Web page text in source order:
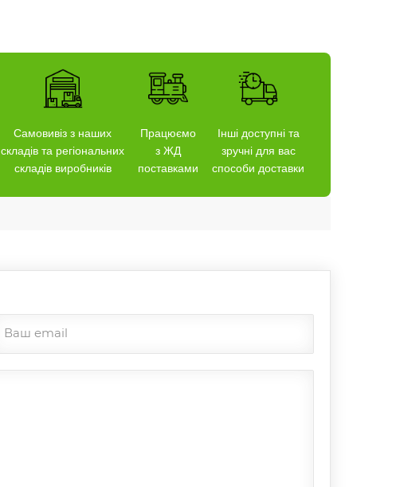
Самовивіз з наших
складів та регіональних
складів виробників
Працюємо
з ЖД
поставками
Інші доступні та
зручні для вас
способи доставки
Ваш email